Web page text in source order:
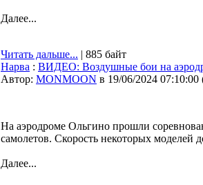
Далее...
Читать дальше... | 885 байт
Нарва : ВИДЕО: Воздушные бои на
Автор: MONMOON в 19/06/2024 07:10:00
На аэродроме Ольгино прошли
самолетов. Скорость некоторых моделей
Далее...